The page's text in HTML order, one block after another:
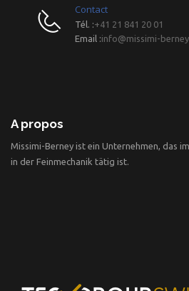
Contact
Tél. :+41 21 841 20 01
Email :info@missimi-
A propos
Missimi-Berney ist ein Unternehmen, das
in der Feinmechanik tätig ist.